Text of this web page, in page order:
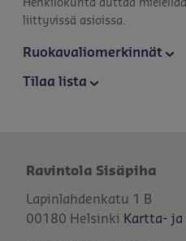
Henkilökunta auttaa
liittyvissä asioissa.
Ruokavaliomerkinnät
Tilaa lista
Ravintola Sisäpiha
Lapinlahdenkatu 1 B
00180 Helsinki Kartta-